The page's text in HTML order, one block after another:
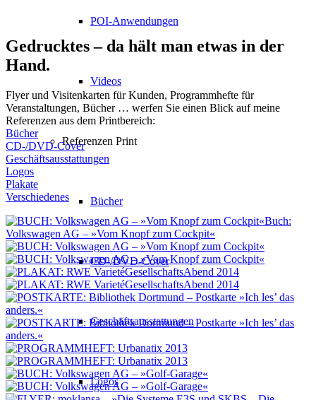
POI-Anwendungen
Videos
Referenzen Print
Bücher
CD-/DVD-Cover
Geschäftsausstattungen
Logos
Gedrucktes – da hält man etwas in der
Hand.
Flyer und Visitenkarten für Kunden, Programmhefte für
Veranstaltungen, Bücher … werfen Sie einen Blick auf meine
Referenzen aus dem Printbereich:
Bücher
CD-/DVD-Cover
Geschäftsausstattungen
Logos
Plakate
Verschiedenes
Buch:
Volkswagen AG – »Vom Knopf zum Cockpit«